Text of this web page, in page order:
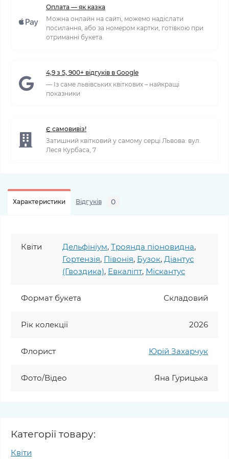
Оплата — як казка
Можна онлайн на сайті, можемо надіслати
посилання, або за номером картки, готівкою при
отриманні букета.
4,9 з 5, 900+ відгуків в Google
— Із саме львівських квіткових – найкращі
показники
Є самовивіз!
Затишний квітковий у самому серці Львова: вул.
Леся Курбаса, 7
Характеристики Відгуків 0
Квіти Дельфініум, Троянда піоновидна,
Гортензія, Півонія, Бузок, Діантус
(Гвоздика), Евкаліпт, Міскантус
Формат букета Складовий
Рік колекції 2026
Флорист Юрій Захарчук
Фото/Відео Яна Гурицька
Категорії товару:
Квіти